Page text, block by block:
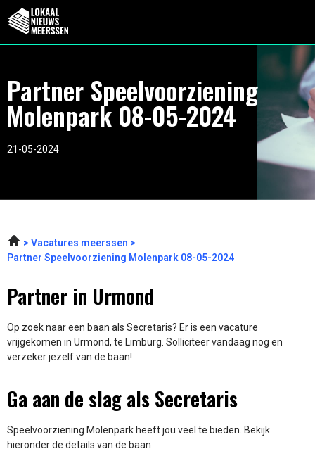
Partner Speelvoorziening
Molenpark 08-05-2024
21-05-2024
Vacatures meerssen
Partner Speelvoorziening Molenpark 08-05-2024
Partner in Urmond
Op zoek naar een baan als Secretaris? Er is een vacature
vrijgekomen in Urmond, te Limburg. Solliciteer vandaag nog en
verzeker jezelf van de baan!
Ga aan de slag als Secretaris
Speelvoorziening Molenpark heeft jou veel te bieden. Bekijk
hieronder de details van de baan